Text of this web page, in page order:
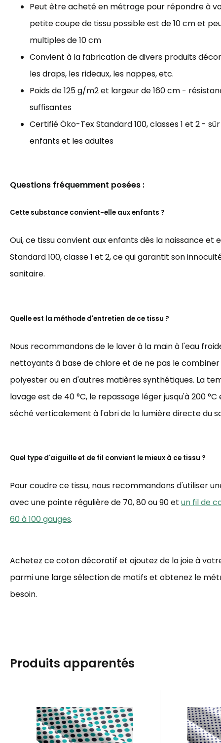
Peut être acheté en métrage pour répondre à
petite coupe de tissu possible est de 10 cm et
multiples de 10 cm
Convient à la fabrication de divers produits
les draps, les rideaux, les nappes, etc.
Poids de 125 g/m2 et largeur de 160 cm -
suffisantes
Certifié Öko-Tex Standard 100, classes 1 et 2 -
enfants et les adultes
Questions fréquemment posées :
Cette substance convient-elle aux enfants ?
Oui, ce tissu convient aux enfants dès la naissance et
Standard 100, classe 1 et 2, ce qui garantit son
sanitaire.
Quelle est la méthode d'entretien de ce tissu ?
Nous recommandons de le laver à la main à l'eau
nettoyants à base de chlore et de ne pas le
polyester ou en d'autres matières synthétiques. La
lavage est de 40 °C, le repassage léger jusqu'à 200
séché verticalement à l'abri de la lumière directe du
Quel type d'aiguille et de fil convient le mieux à ce tissu ?
Pour coudre ce tissu, nous recommandons d'utiliser
avec une pointe régulière de 70, 80 ou 90 et un fil de
60 à 100 gauges.
Achetez ce coton décoratif et ajoutez de la joie à
parmi une large sélection de motifs et obtenez le
besoin.
Produits apparentés
Tissu coton au métre
couleur blanche pois
Code:PUNBEL-003-22mm
EAN:8595721046700
5.50EUR
En stock 86.7 m
Achetez maintenant des
Tissu
Code:
EAN:
En
Achetez